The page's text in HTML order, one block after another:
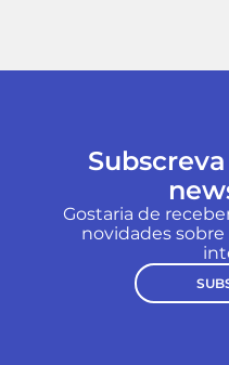
Gostaria de
novidades sobre